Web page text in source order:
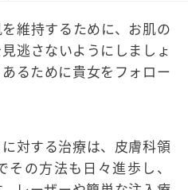
維持するために、お肌の
逃さないようにしましょ
るために貴女をフォロー
対する治療は、皮膚科領
の方法も日々進歩し、